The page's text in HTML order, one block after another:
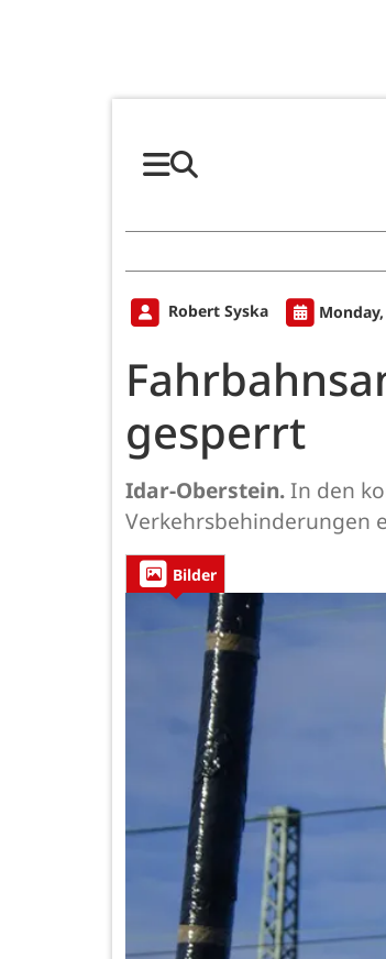
Robert Syska
gesperrt
Idar-Oberstein.In den
Verkehrsbehinderungen
Bilder